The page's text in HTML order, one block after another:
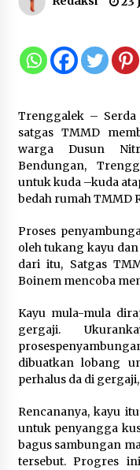
7
6
6
Trenggalek –
satgas TMMD
warga Dusun
Bendungan,
untuk kuda –kuda
bedah rumah TMMD
Proses
oleh tukang kayu
dari itu, Satgas
Boinem mencoba
Kayu mula-mula
gergaji.
dibuatkan lobang
perhalus da di
Rencananya, kayu
untuk penyangga
bagus sambungan
tersebut. Progres